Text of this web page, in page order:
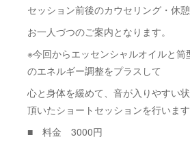
セッション前後のカウセリング・休
お一人づつのご案内となります。
※今回からエッセンシャルオイルと
のエネルギー調整をプラスして
心と身体を緩めて、音が入りやすい
頂いたショートセッションを行います
■ 料金 3000円